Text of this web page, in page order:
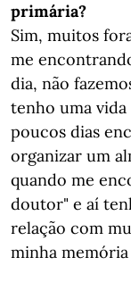
primária?
Sim, muitos
me
dia, não
tenho uma vida
poucos dias
organizar um
quando me
doutor" e aí
relação com
minha